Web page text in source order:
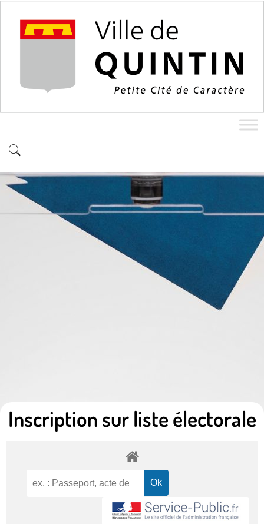
Inscription sur liste électorale